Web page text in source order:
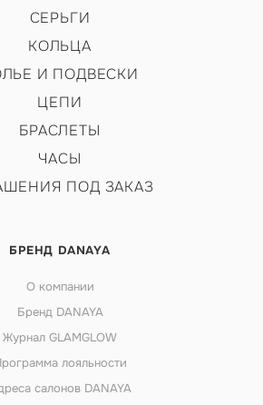
СЕРЬГИ
КОЛЬЦА
И ПОДВЕСКИ
ЦЕПИ
БРАСЛЕТЫ
ЧАСЫ
ПОД ЗАКАЗ
БРЕНД DANAYA
О компании
Бренд DANAYA
Журнал GLAMGLOW
лояльности
салонов DANAYA